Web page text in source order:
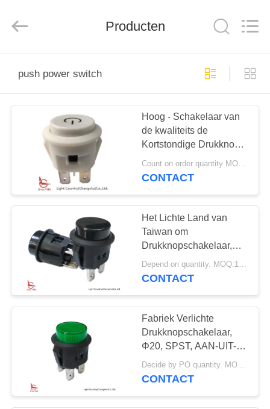
PRODUCTEN
VIDEOS
SHOW
ONGEVEER
ONS
FABRIEKSREIS
KWALITEITSCONTROLE
CONTACTEER
ONS
Rights
Producten
push power switch
Hoog - Schakelaar van
de kwaliteits de
Kortstondige Drukknop,
Φ20, Wit, SPST, () -
WEG, voor Machtsbegin.
Count on order quantity MOQ:1000pcs
CONTACT
Het Lichte Land van
Taiwan om
Drukknopschakelaar,
LC210, Zwarte Φ20,
AAN-UIT-, 10A/16A
Depend on quantity. MOQ:1000pcs
CONTACT
Fabriek Verlichte
Drukknopschakelaar,
Φ20, SPST, AAN-UIT-,
Groene Knoop, 16A
250V
Decide by PO quantity. MOQ:1000pcs, steun altijd steekproeven.
CONTACT